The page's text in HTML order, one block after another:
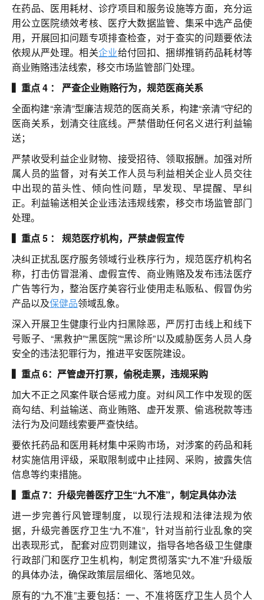
在药品、医用耗材、诊疗项目和服务设施等方面，充分运
用公立医院绩效考核、医疗大数据监管、集采中选产品使
用，开展回扣问题专项排查检查，对于查实的问题要依法
依规从严处理。相关企业给付回扣、捆绑推销药品耗材等
商业贿赂违法线索，移交市场监管部门处理。
▍重点 4 ： 严查企业贿赂行为，规范医商关系
全面构建“亲清”型廉洁规范的医商关系，构建“亲清”守纪的
医商关系，划清交往底线。严禁借助任何名义进行利益输
送；
严禁收受利益企业财物、接受招待、领取报酬。加强对所
属人员的监督，对有关工作人员与利益相关企业人员交往
中出现的苗头性、倾向性问题，早发现、早提醒、早纠
正。利益输送相关企业违法违规线索，移交市场监管部门
处理。
▍重点 5 ： 规范医疗机构，严禁虚假宣传
决纠正扰乱医疗服务领域行业秩序行为，规范医疗机构名
称，打击仿冒混淆、虚假宣传、商业贿赂及发布违法医疗
广告等行为，整治医疗美容行业使用走私贩私、假冒伪劣
产品以及保健品领域乱象。
深入开展卫生健康行业内扫黑除恶，严厉打击线上和线下
号贩子、“黑救护”“黑医院”“黑诊所”以及威胁医务人员人身
安全的违法犯罪行为，推进平安医院建设。
▍重点 6：严管虚开打票，偷税走票，违规采购
加大不正之风案件联合惩戒力度。对纠风工作中发现的医
商勾结、利益输送、商业贿赂、虚开发票、偷逃税款等违
法行为及问题线索要严查快结。
要依托药品和医用耗材集中采购市场，对涉案的药品和耗
材实施信用评级，采取限制或中止挂网、采购，披露失信
信息等约束措施。
▍重点 7：升级完善医疗卫生“九不准”，制定具体办法
进一步完善行风管理制度，以现行法规和法律法规为依
据，升级完善医疗卫生“九不准”，针对当前行业乱象的突
出表现形式， 配套对应罚则建议，指导各地各级卫生健康
行政部门和医疗卫生机构，制定贯彻落实“九不准”升级版
的具体办法，确保政策层层细化、落地见效。
原有的“九不准”主要包括：一、不准将医疗卫生人员个人